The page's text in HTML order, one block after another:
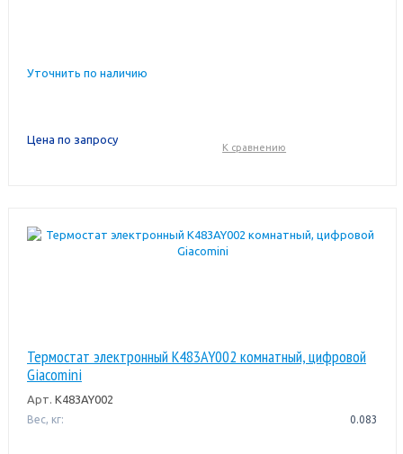
Уточнить по наличию
Цена по запросу
К сравнению
Термостат электронный K483AY002 комнатный, цифровой
Giacomini
Арт. K483AY002
Вес, кг: 0.083